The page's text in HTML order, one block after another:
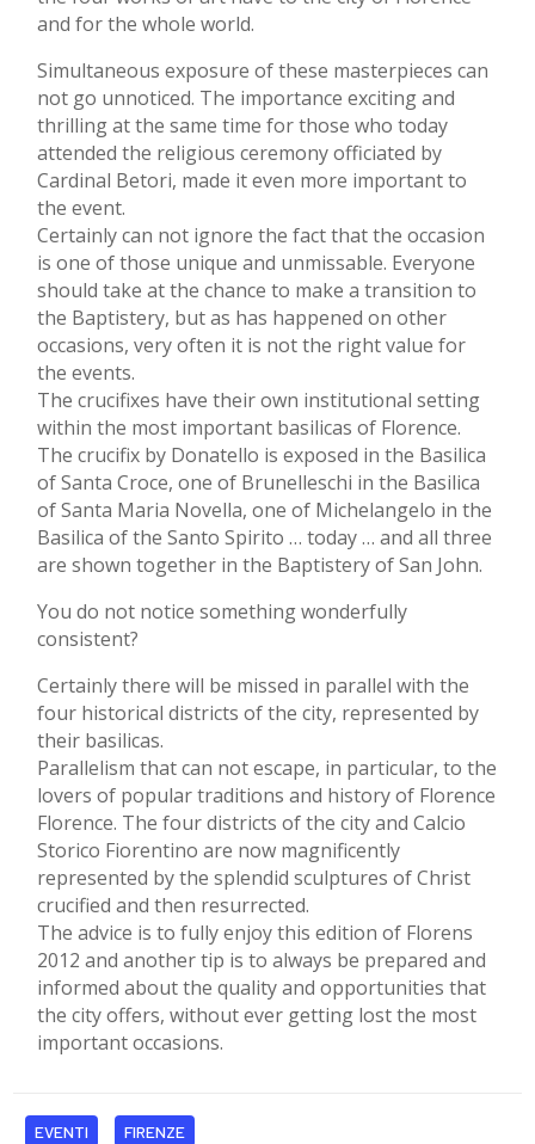
and for the whole world.
Simultaneous exposure of these masterpieces can
not go unnoticed. The importance exciting and
thrilling at the same time for those who today
attended the religious ceremony officiated by
Cardinal Betori, made it even more important to
the event.
Certainly can not ignore the fact that the occasion
is one of those unique and unmissable. Everyone
should take at the chance to make a transition to
the Baptistery, but as has happened on other
occasions, very often it is not the right value for
the events.
The crucifixes have their own institutional setting
within the most important basilicas of Florence.
The crucifix by Donatello is exposed in the Basilica
of Santa Croce, one of Brunelleschi in the Basilica
of Santa Maria Novella, one of Michelangelo in the
Basilica of the Santo Spirito … today … and all three
are shown together in the Baptistery of San John.
You do not notice something wonderfully
consistent?
Certainly there will be missed in parallel with the
four historical districts of the city, represented by
their basilicas.
Parallelism that can not escape, in particular, to the
lovers of popular traditions and history of Florence
Florence. The four districts of the city and Calcio
Storico Fiorentino are now magnificently
represented by the splendid sculptures of Christ
crucified and then resurrected.
The advice is to fully enjoy this edition of Florens
2012 and another tip is to always be prepared and
informed about the quality and opportunities that
the city offers, without ever getting lost the most
important occasions.
EVENTI FIRENZE